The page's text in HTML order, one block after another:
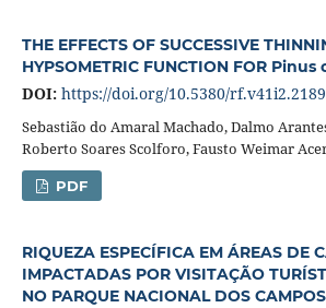
THE EFFECTS OF SUCCESSIVE
HYPSOMETRIC FUNCTION FOR
DOI: https://doi.org/10.5380/
Sebastião do Amaral Machado, Dalmo
Roberto Soares Scolforo, Fausto Weimar
PDF
RIQUEZA ESPECÍFICA EM ÁREAS DE
IMPACTADAS POR VISITAÇÃO
NO PARQUE NACIONAL DOS